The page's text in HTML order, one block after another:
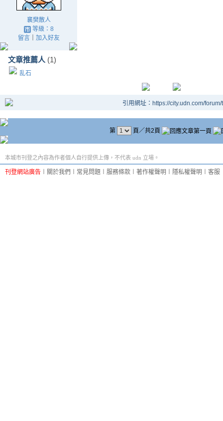
襄樊散人
等級：8
留言｜ 加入好友
文章推薦人 (1)
乱石
引用網址：https://city.udn.com/
第 頁／共2頁
本城市刊登之內容為作者個人自行提供上傳，不代表 udn 立場。
刊登網站廣告 關於我們 常見問題 服務條款 著作權聲明 隱私權聲明 客服